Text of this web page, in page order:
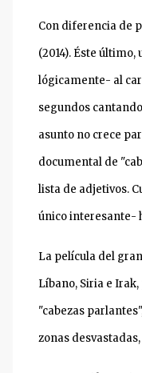
Con diferencia de
(2014). Éste
lógicamente- al
segundos
asunto no crece
documental de
lista de adjetivos.
único interesante-
La película del
Líbano, Siria e
"cabezas
zonas